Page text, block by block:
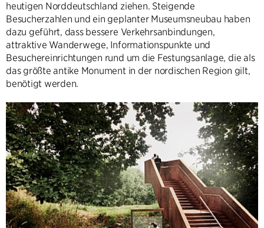
heutigen Norddeutschland ziehen. Steigende
Besucherzahlen und ein geplanter Museumsneubau haben
dazu geführt, dass bessere Verkehrsanbindungen,
attraktive Wanderwege, Informationspunkte und
Besuchereinrichtungen rund um die Festungsanlage, die als
das größte antike Monument in der nordischen Region gilt,
benötigt werden.